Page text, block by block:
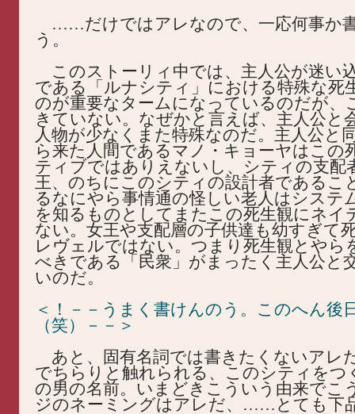
……だけではアレなので、一応何事か
う。
このストーリィ中では、主人公が迷い
である「ルナシティ」における特殊な死
のが重要なタームになっているのだが、
きていない。なぜかと言えば、主人公と
人物が少なくまた特殊なのだ。主人公と
ら来た人間であるマノ・キョーヤはこの
ティブではありえないし、シティの支配
王、のちにこのシティの設計者であるこ
るなにやら事情通の怪しい老人はシステ
を知るものとしてまたこの死生観にネイ
ない。女王や支配層の子供達も幼すぎて
レヴェルではない。つまり死生観とやら
べきである「民衆」がまったく主人公と
いのだ。
＜！－－うまく書けんのう。このへん後
（笑）－－＞
あと、固有名詞では書きたくないアレ
でちらりと触れられる、このシティをつ
の男の名前。いまどきこういう由来でこ
ジのネーミングはアレだ、……とても下